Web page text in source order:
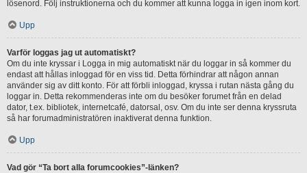
lösenord. Följ instruktionerna och du kommer att kunna logga in igen inom kort.
Upp
Varför loggas jag ut automatiskt?
Om du inte kryssar i Logga in mig automatiskt när du loggar in så kommer du
endast att hållas inloggad för en viss tid. Detta förhindrar att någon annan
använder sig av ditt konto. För att förbli inloggad, kryssa i rutan nästa gång du
loggar in. Detta rekommenderas inte om du besöker forumet från en delad
dator, t.ex. bibliotek, internetcafé, datorsal, osv. Om du inte ser denna kryssruta
så har forumadministratören inaktiverat denna funktion.
Upp
Vad gör “Ta bort alla forumcookies”-länken?